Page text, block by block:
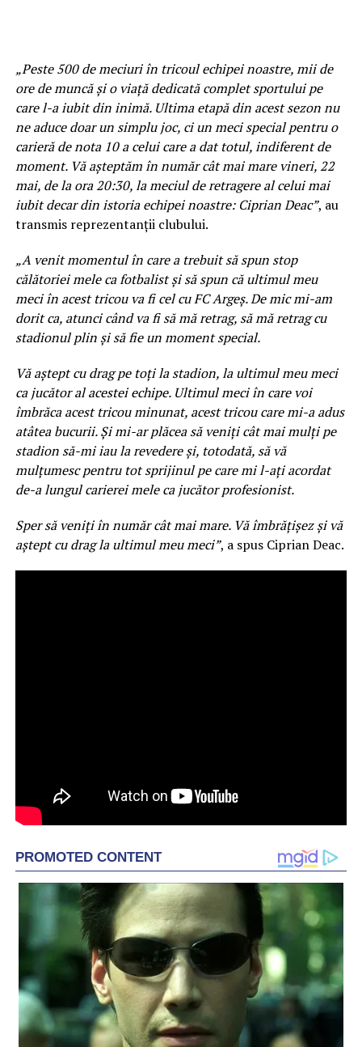
„Peste 500 de meciuri în tricoul echipei noastre, mii de
ore de muncă și o viață dedicată complet sportului pe
care l-a iubit din inimă. Ultima etapă din acest sezon nu
ne aduce doar un simplu joc, ci un meci special pentru o
carieră de nota 10 a celui care a dat totul, indiferent de
moment. Vă așteptăm în număr cât mai mare vineri, 22
mai, de la ora 20:30, la meciul de retragere al celui mai
iubit decar din istoria echipei noastre: Ciprian Deac”, au
transmis reprezentanții clubului.
„A venit momentul în care a trebuit să spun stop
călătoriei mele ca fotbalist și să spun că ultimul meu
meci în acest tricou va fi cel cu FC Argeș. De mic mi-am
dorit ca, atunci când va fi să mă retrag, să mă retrag cu
stadionul plin și să fie un moment special.
Vă aștept cu drag pe toți la stadion, la ultimul meu meci
ca jucător al acestei echipe. Ultimul meci în care voi
îmbrăca acest tricou minunat, acest tricou care mi-a adus
atâtea bucurii. Și mi-ar plăcea să veniți cât mai mulți pe
stadion să-mi iau la revedere și, totodată, să vă
mulțumesc pentru tot sprijinul pe care mi l-ați acordat
de-a lungul carierei mele ca jucător profesionist.
Sper să veniți în număr cât mai mare. Vă îmbrățișez și vă
aștept cu drag la ultimul meu meci”, a spus Ciprian Deac.